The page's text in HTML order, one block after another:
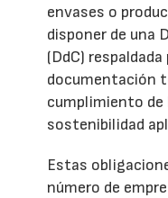
envases o
disponer de una
(DdC)
documentación
cumplimiento de
sostenibilidad
Estas
número de